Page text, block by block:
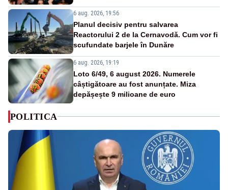
6 aug. 2026, 19:56
Planul decisiv pentru salvarea
Reactorului 2 de la Cernavodă. Cum vor fi
scufundate barjele în Dunăre
6 aug. 2026, 19:19
Loto 6/49, 6 august 2026. Numerele
câștigătoare au fost anunțate. Miza
depășește 9 milioane de euro
POLITICA